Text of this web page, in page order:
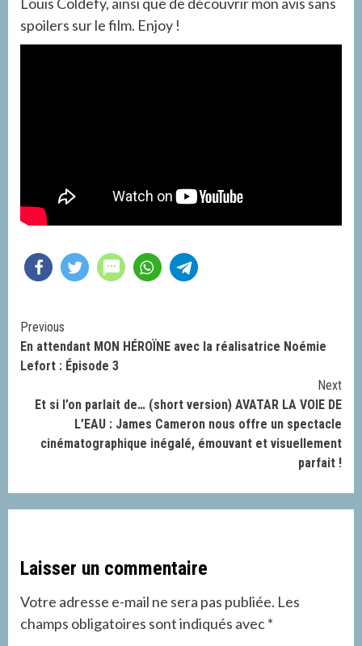
spoilers sur le film. Enjoy !
Continue
Reading
Previous
En attendant MON HÉROÏNE avec la réalisatrice Noémie
Lefort : Épisode 3
Next
Et si l’on parlait de… (short version) AVATAR LA VOIE DE
L’EAU : James Cameron nous offre un spectacle
cinématographique inégalé, émouvant et visuellement
parfait !
Laisser un commentaire
Votre adresse e-mail ne sera pas publiée. Les
champs obligatoires sont indiqués avec*